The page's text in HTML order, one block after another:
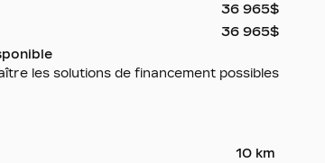
36 965$
36 965$
les solutions de financement possibles
10 km